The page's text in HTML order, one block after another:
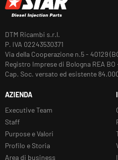
DTM Ricambi s.r.l.
P. IVA 02243530371
Via della Cooperazione n.5 - 40129
Registro Imprese di Bologna REA BO
Cap. Soc. versato ed esistente
AZIENDA
Executive Team
Staff
Purpose e Valori
Profilo e Storia
Area di business